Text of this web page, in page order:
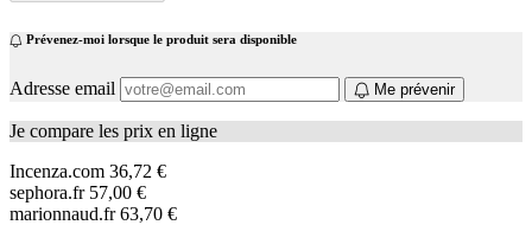
Prévenez-moi lorsque le produit sera disponible
Adresse email Me prévenir
Je compare les prix en ligne
Incenza.com 36,72 €
sephora.fr 57,00 €
marionnaud.fr 63,70 €